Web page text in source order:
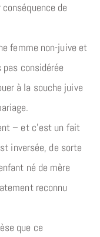
de
femme non-juive et
considérée
à la souche juive
– et c’est un fait
inversée, de sorte
né de mère
reconnu
que ce